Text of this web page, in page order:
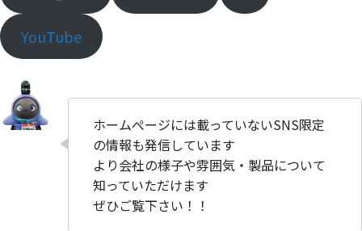
YouTube
ホームぺージには載っていないSNS限定
の情報も発信しています
より会社の様子や雰囲気・製品について
知っていただけます
ぜひご覧下さい！！